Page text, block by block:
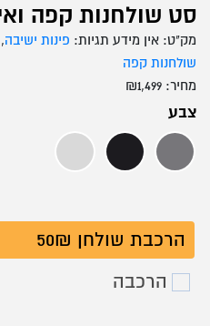
סט שולחנות קפה
מחיר: ₪1,499
צבע
שיש אפורשיש שחורשיש לבן
הרכבת שולחן 50₪
הרכבה
מק"ט: אין מידע תגיות: פינות ישיבה,
שולחנות קפה